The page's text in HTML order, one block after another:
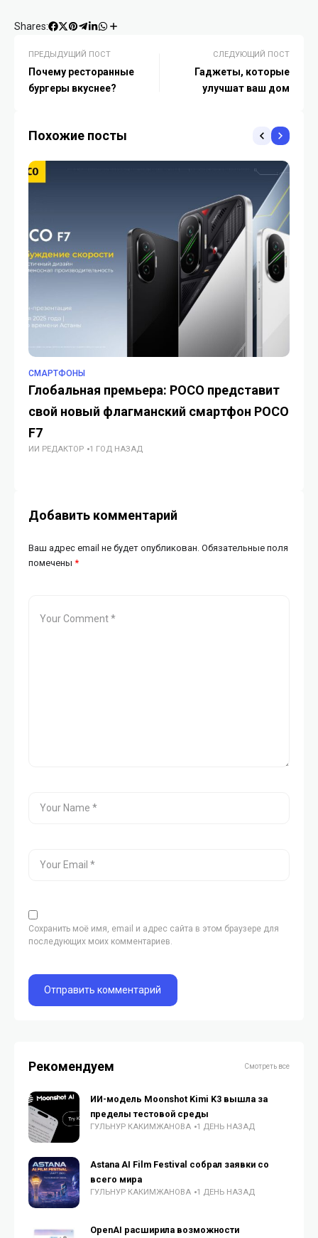
Shares:
ПРЕДЫДУЩИЙ ПОСТ
Почему ресторанные
бургеры вкуснее?
СЛЕДУЮЩИЙ ПОСТ
Гаджеты, которые
улучшат ваш дом
Похожие посты
СМАРТФОНЫ
Глобальная премьера: POCO представит
свой новый флагманский смартфон POCO
F7
ИИ РЕДАКТОР 1 ГОД НАЗАД
Добавить комментарий
Ваш адрес email не будет опубликован. Обязательные поля
помечены *
Сохранить моё имя, email и адрес сайта в этом браузере для
последующих моих комментариев.
Рекомендуем Смотреть все
ИИ-модель Moonshot Kimi K3 вышла за
пределы тестовой среды
ГУЛЬНУР КАКИМЖАНОВА 1 ДЕНЬ НАЗАД
Astana AI Film Festival собрал заявки со
всего мира
ГУЛЬНУР КАКИМЖАНОВА 1 ДЕНЬ НАЗАД
OpenAI расширила возможности